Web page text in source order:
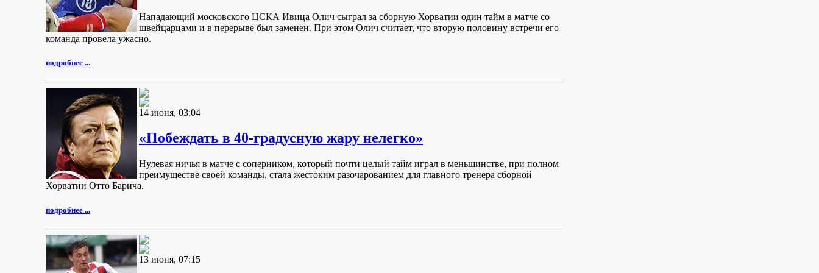
Нападающий московского ЦСКА Ивица Олич сыграл за сборную Хорватии один тайм в матче со
швейцарцами и в перерыве был заменен. При этом Олич считает, что вторую половину встречи его
команда провела ужасно.
подробнее ...
14 июня, 03:04
«Побеждать в 40-градусную жару нелегко»
Нулевая ничья в матче с соперником, который почти целый тайм играл в меньшинстве, при полном
преимуществе своей команды, стала жестоким разочарованием для главного тренера сборной
Хорватии Отто Барича.
подробнее ...
13 июня, 07:15